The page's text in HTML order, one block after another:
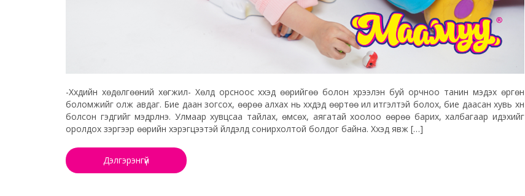
-Хүүхдийн хөдөлгөөний хөгжил- Хөлд орсноос хүүхэд өөрийгөө болон хүрээлэн буй орчноо танин мэдэх өргөн
боломжийг олж авдаг. Бие даан зогсох, өөрөө алхах нь хүүхдэд өөртөө илүү итгэлтэй болох, бие даасан хувь хүн
болсон гэдгийг мэдрүүлнэ. Улмаар хувцсаа тайлах, өмсөх, аягатай хоолоо өөрөө барих, халбагаар идэхийг
оролдох зэргээр өөрийн хэрэгцээтэй үйлдэлд сонирхолтой болдог байна. Хүүхэд явж […]
Дэлгэрэнгүй